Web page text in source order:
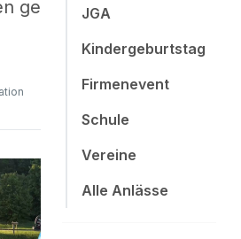
JGA
Kindergeburtstag
Firmenevent
Schule
Vereine
Alle Anlässe
gehen zurück an eure